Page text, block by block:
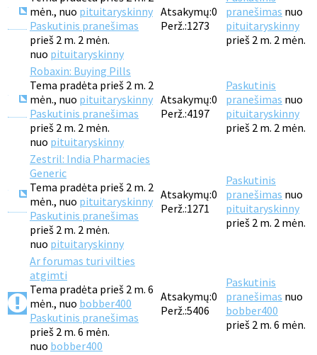
mėn., nuo pituitaryskinny
Paskutinis pranešimas
prieš 2 m. 2 mėn.
nuo pituitaryskinny
Atsakymų:0
Perž.:1273
pranešimas nuo
pituitaryskinny
prieš 2 m. 2 mėn.
Robaxin: Buying Pills
Tema pradėta prieš 2 m. 2
mėn., nuo pituitaryskinny
Paskutinis pranešimas
prieš 2 m. 2 mėn.
nuo pituitaryskinny
Atsakymų:0
Perž.:4197
Paskutinis
pranešimas nuo
pituitaryskinny
prieš 2 m. 2 mėn.
Zestril: India Pharmacies
Generic
Tema pradėta prieš 2 m. 2
mėn., nuo pituitaryskinny
Paskutinis pranešimas
prieš 2 m. 2 mėn.
nuo pituitaryskinny
Atsakymų:0
Perž.:1271
Paskutinis
pranešimas nuo
pituitaryskinny
prieš 2 m. 2 mėn.
Ar forumas turi vilties
atgimti
Tema pradėta prieš 2 m. 6
mėn., nuo bobber400
Paskutinis pranešimas
prieš 2 m. 6 mėn.
nuo bobber400
Atsakymų:0
Perž.:5406
Paskutinis
pranešimas nuo
bobber400
prieš 2 m. 6 mėn.